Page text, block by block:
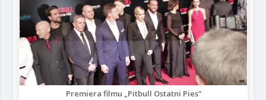
Premiera filmu „Pitbull Ostatni Pies”